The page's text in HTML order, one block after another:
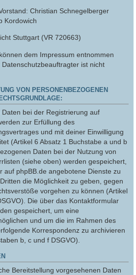
Christian Schnegelberger
Kordowich
Stuttgart (VR 720663)
dem Impressum entnommen
ist nicht
VON PERSONENBEZOGENEN
bei der Registrierung auf
zur Erfüllung des
und mit deiner Einwilligung
(Artikel 6 Absatz 1 Buchstabe a und b
Daten bei der Nutzung von
(siehe oben) werden gespeichert,
auf phpBB.de angebotene Dienste zu
die Möglichkeit zu geben, gegen
vorgehen zu können (Artikel
Die über das Kontaktformular
gespeichert, um eine
und um die im Rahmen des
Korrespondenz zu archivieren
b, c und f DSGVO).
Bereitstellung vorgesehenen Daten